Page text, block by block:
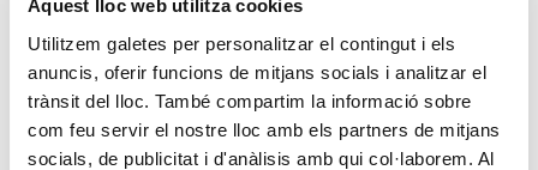
Aquest lloc web utilitza cookies
Utilitzem galetes per personalitzar el contingut i els
anuncis, oferir funcions de mitjans socials i analitzar el
trànsit del lloc. També compartim la informació sobre
com feu servir el nostre lloc amb els partners de mitjans
socials, de publicitat i d'anàlisis amb qui col·laborem. Al
Pots veure el vídeo complet de la roda de premsa de la denúncia a
través d’aquest enllaç.